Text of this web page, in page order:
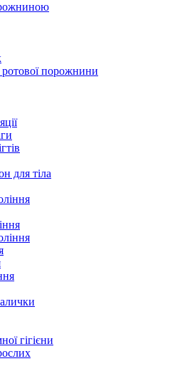
ротової порожнини
для тіла
гігієни